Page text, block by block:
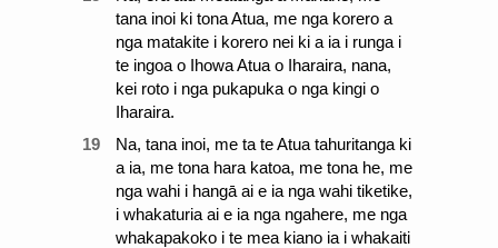
tana inoi ki tona Atua, me nga korero a
nga matakite i korero nei ki a ia i runga i
te ingoa o Ihowa Atua o Iharaira, nana,
kei roto i nga pukapuka o nga kingi o
Iharaira.
19
Na, tana inoi, me ta te Atua tahuritanga ki
a ia, me tona hara katoa, me tona he, me
nga wahi i hangā ai e ia nga wahi tiketike,
i whakaturia ai e ia nga ngahere, me nga
whakapakoko i te mea kiano ia i whakaiti